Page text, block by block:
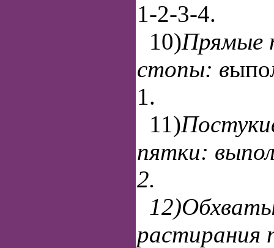
1-2-3-4.
10)Прямые
стопы: в
1.
11)
пятки:
2.
растирания